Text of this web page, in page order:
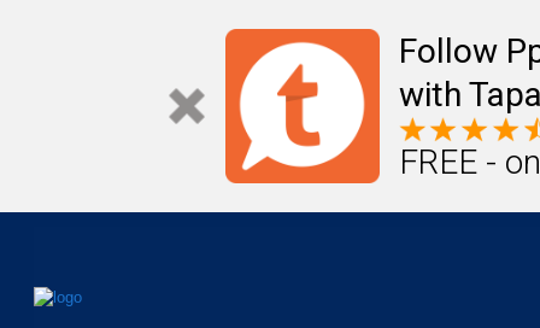
Follow
with
FREE -